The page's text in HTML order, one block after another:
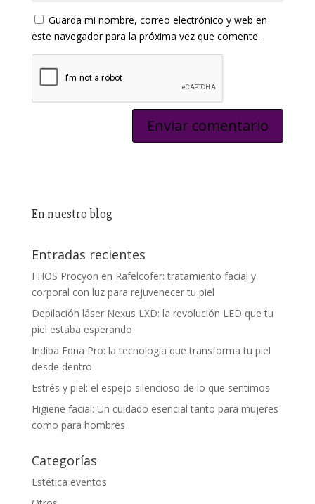
Guarda mi nombre, correo electrónico y web en
este navegador para la próxima vez que comente.
En nuestro blog
Entradas recientes
FHOS Procyon en Rafelcofer: tratamiento facial y
corporal con luz para rejuvenecer tu piel
Depilación láser Nexus LXD: la revolución LED que tu
piel estaba esperando
Indiba Edna Pro: la tecnología que transforma tu piel
desde dentro
Estrés y piel: el espejo silencioso de lo que sentimos
Higiene facial: Un cuidado esencial tanto para mujeres
como para hombres
Categorías
Estética eventos